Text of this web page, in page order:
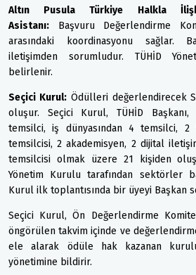
Altın Pusula Türkiye Halkla
Asistanı: Başvuru Değerlendirme
arasındaki koordinasyonu sağlar.
iletişimden sorumludur. TÜHİD
belirlenir.
Seçici Kurul:Ödülleri değerlendirecek
oluşur. Seçici Kurul, TÜHİD Başkanı,
temsilci, iş dünyasından 4 temsilci, 2
temsilcisi, 2 akademisyen, 2 dijital
temsilcisi olmak üzere 21 kişiden
Yönetim Kurulu tarafından sektörler
Kurul ilk toplantısında bir üyeyi Başkan
Seçici Kurul, Ön Değerlendirme
öngörülen takvim içinde ve
ele alarak ödüle hak kazanan
yönetimine bildirir.